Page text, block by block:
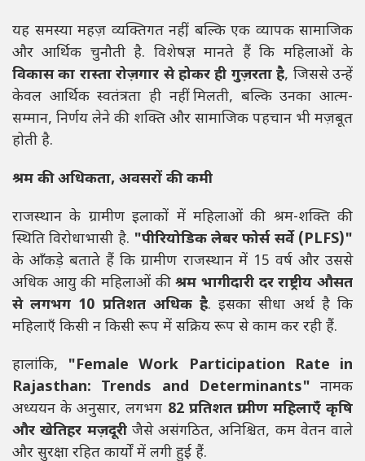
यह समस्या महज़ व्यक्तिगत नहीं, बल्कि एक व्यापक सामाजिक
और आर्थिक चुनौती है. विशेषज्ञ मानते हैं कि महिलाओं के
विकास का रास्ता रोज़गार से होकर ही गुज़रता है, जिससे उन्हें
केवल आर्थिक स्वतंत्रता ही नहीं मिलती, बल्कि उनका आत्म-
सम्मान, निर्णय लेने की शक्ति और सामाजिक पहचान भी मज़बूत
होती है.
श्रम की अधिकता, अवसरों की कमी
राजस्थान के ग्रामीण इलाकों में महिलाओं की श्रम-शक्ति की
स्थिति विरोधाभासी है. "पीरियोडिक लेबर फोर्स सर्वे (PLFS)"
के आँकड़े बताते हैं कि ग्रामीण राजस्थान में 15 वर्ष और उससे
अधिक आयु की महिलाओं कीश्रम भागीदारी दर राष्ट्रीय औसत
से लगभग 10 प्रतिशत अधिक है. इसका सीधा अर्थ है कि
महिलाएँ किसी न किसी रूप में सक्रिय रूप से काम कर रही हैं.
हालांकि, "Female Work Participation Rate in
Rajasthan: Trends and Determinants" नामक
अध्ययन के अनुसार, लगभग 82 प्रतिशत ग्रामीण महिलाएँ कृषि
और खेतिहर मज़दूरीजैसे असंगठित, अनिश्चित, कम वेतन वाले
और सुरक्षा रहित कार्यों में लगी हुई हैं.